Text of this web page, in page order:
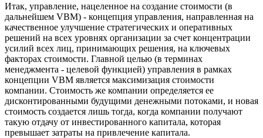
Итак, управление, нацеленное на создание стоимости (в
дальнейшем VBM) - концепция управления, направленная на
качественное улучшение стратегических и оперативных
решений на всех уровнях организации за счет концентрации
усилий всех лиц, принимающих решения, на ключевых
факторах стоимости. Главной целью (в терминах
менеджмента - целевой функцией) управления в рамках
концепции VBM является максимизация стоимости
компании. Стоимость же компании определяется ее
дисконтированными будущими денежными потоками, и новая
стоимость создается лишь тогда, когда компании получают
такую отдачу от инвестированного капитала, которая
превышает затраты на привлечение капитала.